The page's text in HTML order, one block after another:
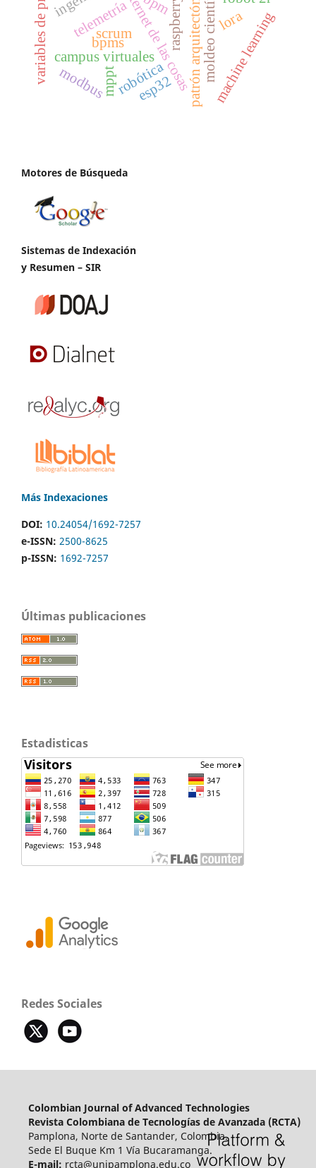
internet de las cosaspatrón arquitectónicomoldeo científico
campus virtuales
lora
telemetría machine learning
scrum raspberry pi
robótica
mppt esp32
modbus
bpms
Motores de Búsqueda
Sistemas de Indexación
y Resumen – SIR
Más Indexaciones
DOI: 10.24054/1692-7257
e-ISSN: 2500-8625
p-ISSN: 1692-7257
Últimas publicaciones
Estadisticas
Redes Sociales
Colombian Journal of Advanced Technologies
Revista Colombiana de Tecnologías de Avanzada (RCTA)
Pamplona, Norte de Santander, Colombia.
Sede El Buque Km 1 Vía Bucaramanga.
E-mail: rcta@unipamplona.edu.co